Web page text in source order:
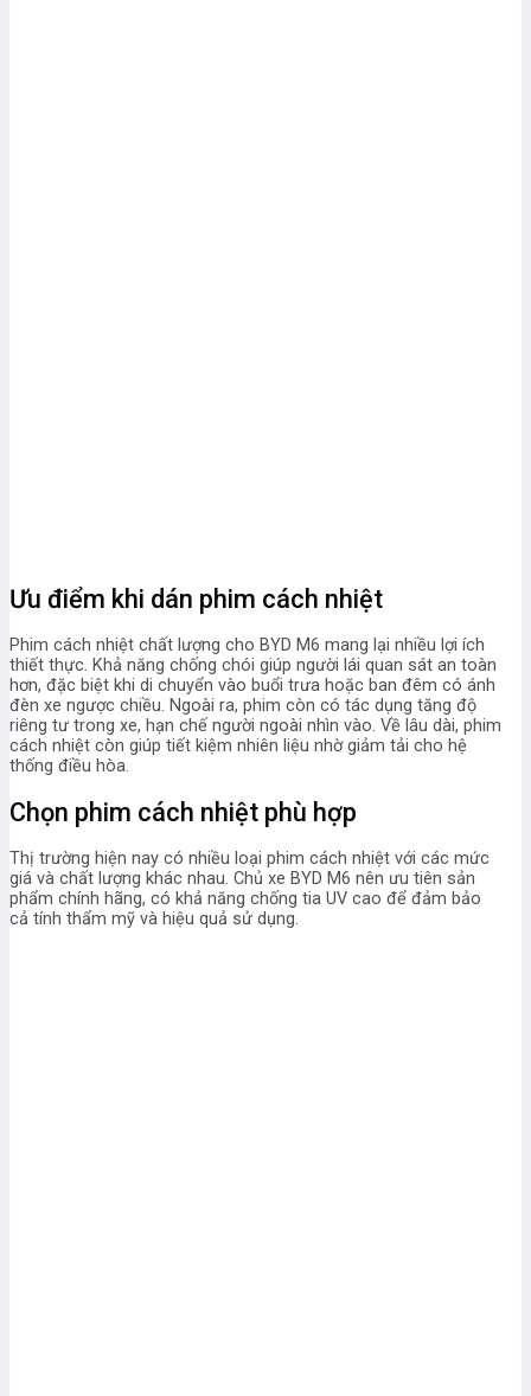
Ưu điểm khi dán phim cách nhiệt
Phim cách nhiệt chất lượng cho BYD M6 mang lại nhiều lợi ích
thiết thực. Khả năng chống chói giúp người lái quan sát an toàn
hơn, đặc biệt khi di chuyển vào buổi trưa hoặc ban đêm có ánh
đèn xe ngược chiều. Ngoài ra, phim còn có tác dụng tăng độ
riêng tư trong xe, hạn chế người ngoài nhìn vào. Về lâu dài, phim
cách nhiệt còn giúp tiết kiệm nhiên liệu nhờ giảm tải cho hệ
thống điều hòa.
Chọn phim cách nhiệt phù hợp
Thị trường hiện nay có nhiều loại phim cách nhiệt với các mức
giá và chất lượng khác nhau. Chủ xe BYD M6 nên ưu tiên sản
phẩm chính hãng, có khả năng chống tia UV cao để đảm bảo
cả tính thẩm mỹ và hiệu quả sử dụng.